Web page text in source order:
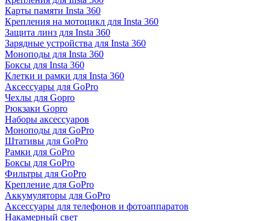
Карты памяти Insta 360
Крепления на мотоцикл для Insta 360
Защита линз для Insta 360
Зарядные устройства для Insta 360
Моноподы для Insta 360
Боксы для Insta 360
Клетки и рамки для Insta 360
Аксессуары для GoPro
Чехлы для Gopro
Рюкзаки Gopro
Наборы аксессуаров
Моноподы для GoPro
Штативы для GoPro
Рамки для GoPro
Боксы для GoPro
Фильтры для GoPro
Крепление для GoPro
Аккумуляторы для GoPro
Аксессуары для телефонов и фотоаппаратов
Накамерный свет